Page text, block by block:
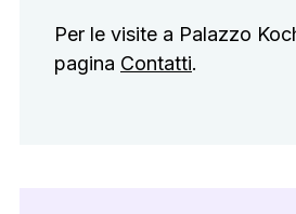
Per le visite a Palazzo
pagina Contatti.